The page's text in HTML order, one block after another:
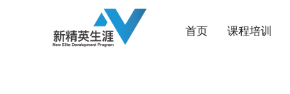
首页 课程培训